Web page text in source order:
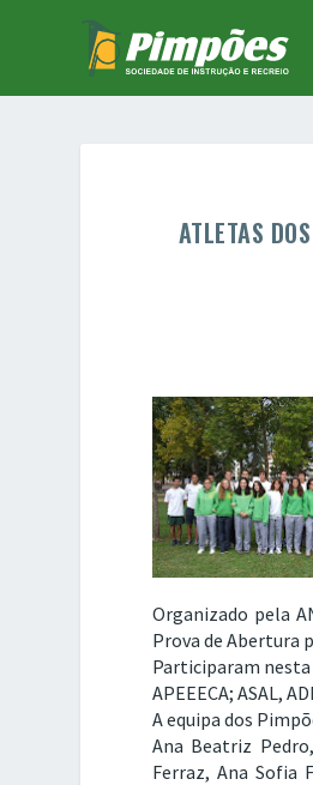
ATLETAS
Organizado pela
Prova de Abertura
Participaram
APEEECA; ASAL,
A equipa dos
Ana Beatriz
Ferraz, Ana Sofia